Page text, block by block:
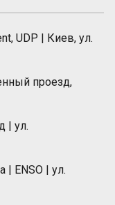
UDP | Киев, ул.
проезд,
| ул.
| ENSO | ул.